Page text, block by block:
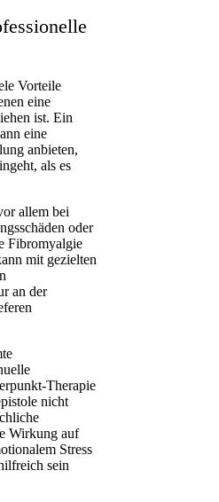
Vorteile
eine
ist. Ein
eine
anbieten,
als es
allem bei
oder
Fibromyalgie
mit gezielten
an der
Therapie
nicht
Wirkung auf
Stress
sein